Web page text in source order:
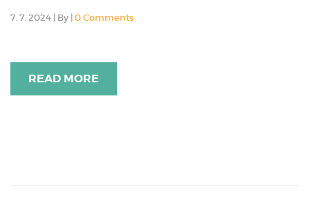
7. 7. 2024 | By | 0 Comments
READ MORE